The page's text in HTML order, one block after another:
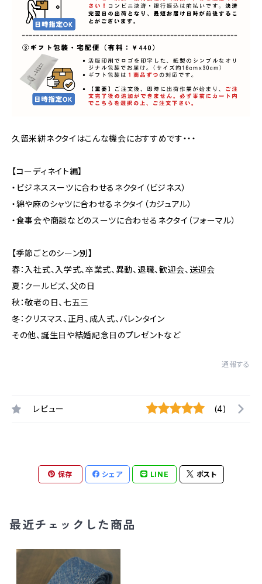
久留米絣ネクタイはこんな機会におすすめです・・・
【コーディネイト編】
・ビジネススーツに合わせるネクタイ（ビジネス）
・綿や麻のシャツに合わせるネクタイ（カジュアル）
・食事会や商談などのスーツに合わせるネクタイ（フォーマル）
【季節ごとのシーン別】
春：入社式、入学式、卒業式、異動、退職、歓迎会、送迎会
夏：クールビズ、父の日
秋：敬老の日、七五三
冬：クリスマス、正月、成人式、バレンタイン
その他、誕生日や結婚記念日のプレゼントなど
通報する
レビュー (4)
保存 シェア LINE ポスト
最近チェックした商品